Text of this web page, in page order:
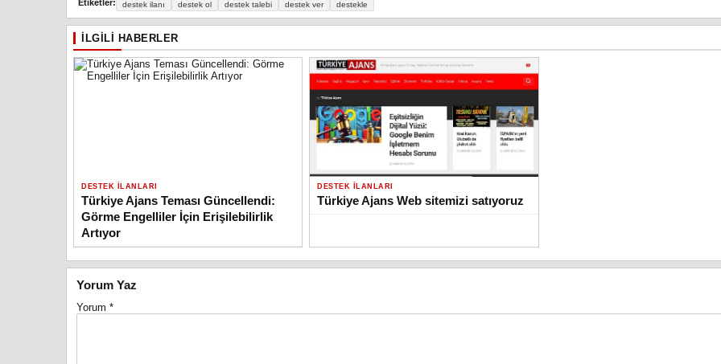
Etiketler: destek ilanı destek ol destek talebi destek ver destekle
İLGILI HABERLER
DESTEK İLANLARI
Türkiye Ajans Teması Güncellendi:
Görme Engelliler İçin Erişilebilirlik
Artıyor
DESTEK İLANLARI
Türkiye Ajans Web sitemizi satıyoruz
Yorum Yaz
Yorum *